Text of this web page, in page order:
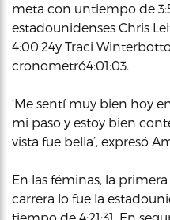
meta con untiempo de
estadounidenses Chris
4:00:24y Traci
cronometró4:01:03.
‘Me sentí muy bien hoy
mi paso y estoy bien
vista fue bella’, expresó
En las féminas, la
carrera lo fue la